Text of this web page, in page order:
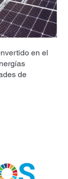
en el
de